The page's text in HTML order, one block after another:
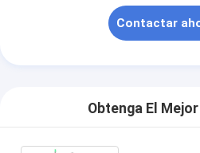
Contactar
Obtenga El